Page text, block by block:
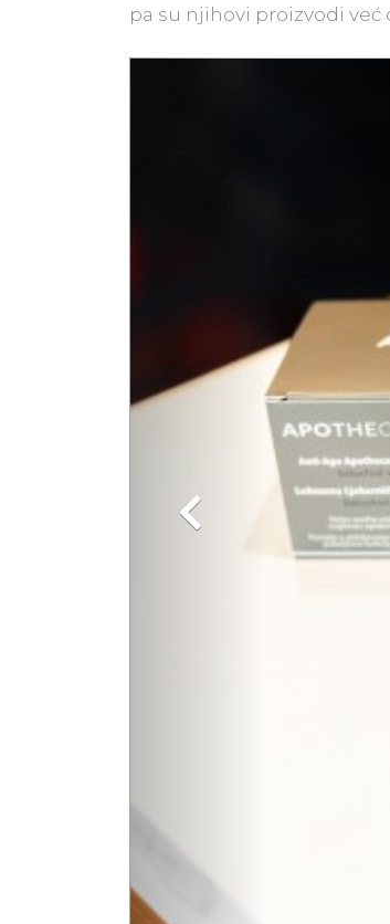
pa su njihovi proizvodi